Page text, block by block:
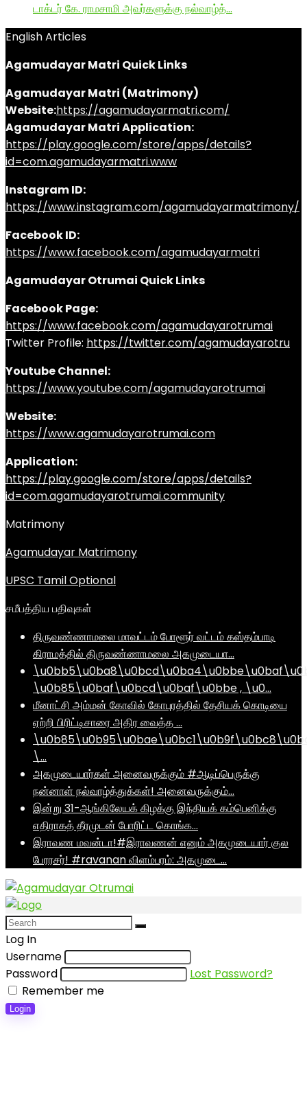
டாக்டர் கே. ராமசாமி அவர்களுக்கு நல்வாழ்த்…
English Articles
Agamudayar Matri Quick Links
Agamudayar Matri (Matrimony)
Website:https://agamudayarmatri.com/
Agamudayar Matri Application:
https://play.google.com/store/apps/details?
id=com.agamudayarmatri.www
Instagram ID:
https://www.instagram.com/agamudayarmatrimony/
Facebook ID:
https://www.facebook.com/agamudayarmatri
Agamudayar Otrumai Quick Links
Facebook Page:
https://www.facebook.com/agamudayarotrumai
Twitter Profile: https://twitter.com/agamudayarotru
Youtube Channel:
https://www.youtube.com/agamudayarotrumai
Website:
https://www.agamudayarotrumai.com
Application:
https://play.google.com/store/apps/details?
id=com.agamudayarotrumai.community
Matrimony
Agamudayar Matrimony
UPSC Tamil Optional
சமீபத்திய பதிவுகள்
திருவண்ணாமலை மாவட்டம் போளூர் வட்டம் கஸ்தம்பாடி
கிராமத்தில் திருவண்ணாமலை அகமுடையா…
\u0b85\u0baf\u0bcd\u0baf\u0bbe , \u0…
மீனாட்சி அம்மன் கோவில் கோபுரத்தில் தேசியக் கொடியை
ஏற்றி பிரிட்டிசாரை அதிர வைத்த …
\…
அகமுடையார்கள் அனைவருக்கும் #ஆடிப்பெருக்கு
நன்னாள் நல்வாழ்த்துக்கள்! அனைவருக்கும்…
இன்று 31-ஆங்கிலேயக் கிழக்கு இந்தியக் கம்பெனிக்கு
எதிராகத் தீரமுடன் போரிட்ட கொங்க…
இராவண மவன்டா!#இராவணன் எனும் அகமுடையார் குல
பேரரசர்! #ravanan விளம்பரம்: அகமுடை…
Log In
Username
Password
Lost Password?
Remember me
Login